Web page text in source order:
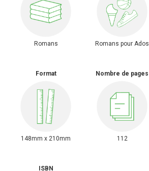
Romans Romans pour Ados
Format
148mm x 210mm
Nombre de pages
112
ISBN